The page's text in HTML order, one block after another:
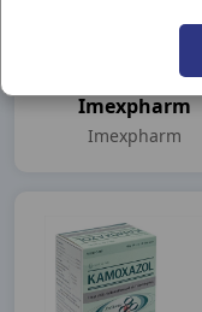
Pharmox 250
Imexpharm
Imexpharm